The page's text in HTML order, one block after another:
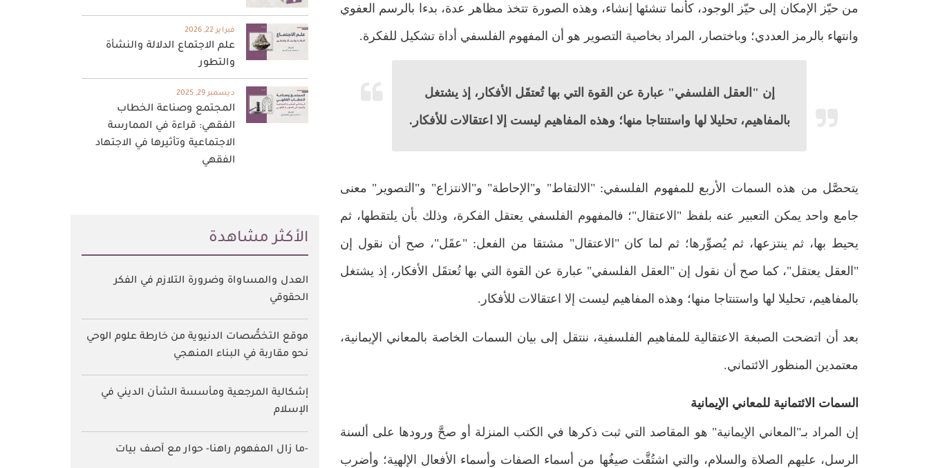
من حيّز الإمكان إلى حيّز الوجود، كأنما تنشئها إنشاء، وهذه الصورة تتخذ مظاهر عدة، بدءا بالرسم العفوي
وانتهاء بالرمز العددي؛ وباختصار، المراد بخاصية التصوير هو أن المفهوم الفلسفي أداة تشكيل للفكرة.
إن "العقل الفلسفي" عبارة عن القوة التي بها تُعتقَل الأفكار، إذ يشتغل
بالمفاهيم، تحليلا لها واستنتاجا منها؛ وهذه المفاهيم ليست إلا اعتقالات للأفكار.
يتحصَّل من هذه السمات الأربع للمفهوم الفلسفي: "الالتقاط" و"الإحاطة" و"الانتزاع" و"التصوير" معنى
جامع واحد يمكن التعبير عنه بلفظ "الاعتقال"؛ فالمفهوم الفلسفي يعتقل الفكرة، وذلك بأن يلتقطها، ثم
يحيط بها، ثم ينتزعها، ثم يُصوِّرها؛ ثم لما كان "الاعتقال" مشتقا من الفعل: "عقَل"، صح أن نقول إن
"العقل يعتقل"، كما صح أن نقول إن "العقل الفلسفي" عبارة عن القوة التي بها تُعتقَل الأفكار، إذ يشتغل
بالمفاهيم، تحليلا لها واستنتاجا منها؛ وهذه المفاهيم ليست إلا اعتقالات للأفكار.
بعد أن اتضحت الصبغة الاعتقالية للمفاهيم الفلسفية، ننتقل إلى بيان السمات الخاصة بالمعاني الإيمانية،
معتمدين المنظور الائتماني.
السمات الائتمانية للمعاني الإيمانية
إن المراد بـ"المعاني الإيمانية" هو المقاصد التي ثبت ذكرها في الكتب المنزلة أو صحَّ ورودها على ألسنة
الرسل، عليهم الصلاة والسلام، والتي اشتُقَّت صيغُها من أسماء الصفات وأسماء الأفعال الإلهية؛ وأضرب
فبراير 22, 2026
علم الاجتماع الدلالة والنشأة
والتطور
ديسمبر 29, 2025
المجتمع وصناعة الخطاب
الفقهي: قراءة في الممارسة
الاجتماعية وتأثيرها في الاجتهاد
الفقهي
اﻷكثر مشاهدة
العدل والمساواة وضرورة التلازم في الفكر
الحقوقي
موقع التخصُّصات الدنيوية من خارطة علوم الوحي
نحو مقاربة في البناء المنهجي
إشكالية المرجعية ومأسسة الشأن الديني في
الإسلام
-ما زال المفهوم راهنا- حوار مع آصف بيات